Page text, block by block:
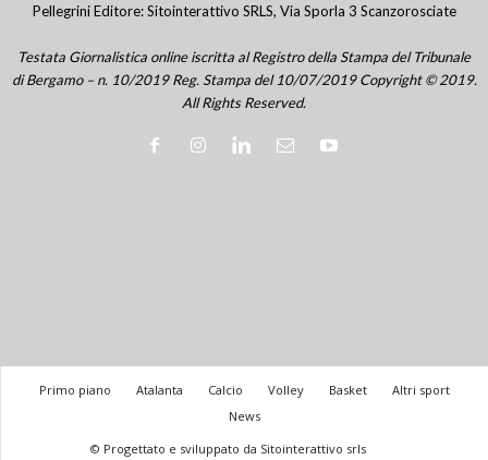
Pellegrini Editore: Sitointerattivo SRLS, Via Sporla 3 Scanzorosciate
Testata Giornalistica online iscritta al Registro della Stampa del Tribunale
di Bergamo – n. 10/2019 Reg. Stampa del 10/07/2019 Copyright © 2019.
All Rights Reserved.
Primo piano Atalanta Calcio Volley Basket
Altri sport
News
© Progettato e sviluppato da Sitointerattivo srls